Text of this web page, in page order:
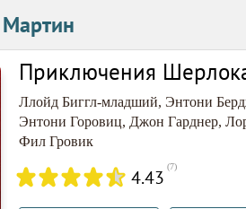
Мартин
Приключения
Ллойд Биггл-младший, Энтони
Энтони Горовиц, Джон Гарднер,
Фил Гровик
4.43 (7)